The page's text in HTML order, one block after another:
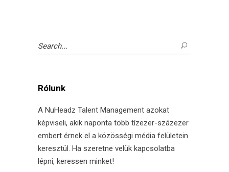
Search
for:
Rólunk
A NuHeadz Talent Management azokat
képviseli, akik naponta több tízezer-százezer
embert érnek el a közösségi média felületein
keresztül. Ha szeretne velük kapcsolatba
lépni, keressen minket!